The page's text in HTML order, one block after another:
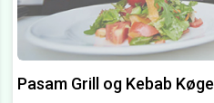
Pasam Grill og Kebab Køge